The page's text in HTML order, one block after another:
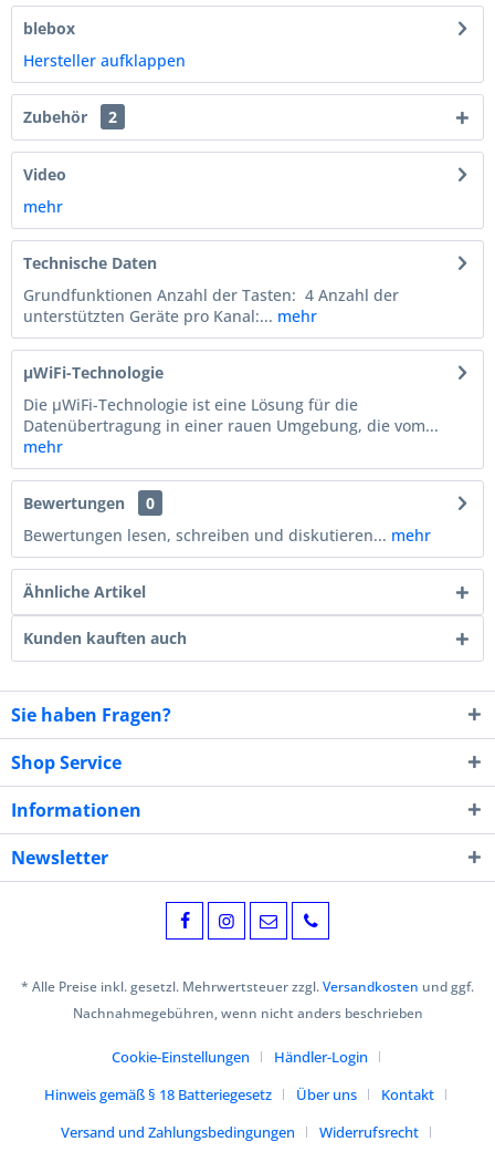
blebox
Hersteller aufklappen
Zubehör 2
Video
mehr
Technische Daten
Grundfunktionen Anzahl der Tasten: 4 Anzahl der
unterstützten Geräte pro Kanal:... mehr
µWiFi-Technologie
Die µWiFi-Technologie ist eine Lösung für die
Datenübertragung in einer rauen Umgebung, die vom...
mehr
Bewertungen
0
Bewertungen lesen, schreiben und diskutieren... mehr
Ähnliche Artikel
Kunden kauften auch
Sie haben Fragen?
Shop Service
Informationen
Newsletter
* Alle Preise inkl. gesetzl. Mehrwertsteuer zzgl.Versandkosten und ggf.
Nachnahmegebühren, wenn nicht anders beschrieben
Cookie-Einstellungen
Händler-Login
Hinweis gemäß § 18 Batteriegesetz
Über uns
Kontakt
Versand und Zahlungsbedingungen
Widerrufsrecht